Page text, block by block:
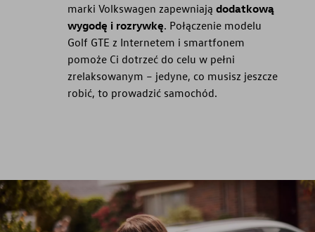
marki Volkswagen zapewniają dodatkową
wygodę i rozrywkę. Połączenie modelu
Golf GTE z Internetem i smartfonem
pomoże Ci dotrzeć do celu w pełni
zrelaksowanym – jedyne, co musisz jeszcze
robić, to prowadzić samochód.